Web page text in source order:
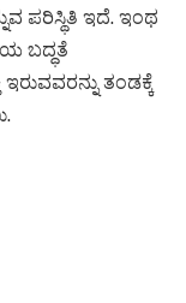
ಪರಿಸ್ಥಿತಿ ಇದೆ. ಇಂಥ
ಬದ್ಧತೆ
ತಂಡಕ್ಕೆ